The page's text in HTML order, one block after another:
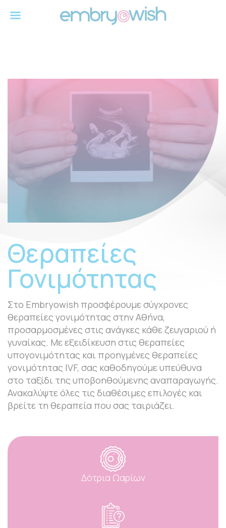
Πραξιτέλους 121, Πειραιάς
Θεραπείες
Γονιμότητας
Στο Embryowish προσφέρουμε σύγχρονες
θεραπείες γονιμότητας στην Αθήνα,
προσαρμοσμένες στις ανάγκες κάθε ζευγαριού ή
γυναίκας. Με εξειδίκευση στις θεραπείες
υπογονιμότητας και προηγμένες θεραπείες
γονιμότητας IVF, σας καθοδηγούμε υπεύθυνα
στο ταξίδι της υποβοηθούμενης αναπαραγωγής.
Ανακαλύψτε όλες τις διαθέσιμες επιλογές και
βρείτε τη θεραπεία που σας ταιριάζει.
Δότρια Ωαρίων